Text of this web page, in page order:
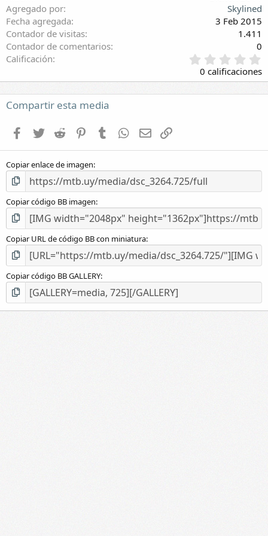
Agregado por
Skylined
Fecha agregada
3 Feb 2015
Contador de visitas
1.411
Contador de comentarios
0
Calificación
,
0
0
l
(
)
0 calificaciones
Compartir esta media
Facebook
Twitter Reddit PinterestTumblr WhatsApp
E-mail
Copiar enlace de imagen
Copiar código BB imagen
Copiar URL de código BB con miniatura
Copiar código BB GALLERY